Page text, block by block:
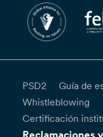
PSD2
Guía de
Whistleblowing
Certificación